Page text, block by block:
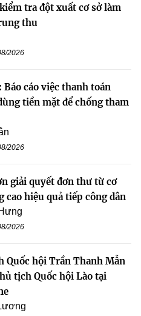
tra đột xuất cơ sở làm
thu
2026
Báo cáo việc thanh toán
tiền mặt để chống tham
2026
giải quyết đơn thư từ cơ
cao hiệu quả tiếp công dân
2026
Quốc hội Trần Thanh Mẫn
tịch Quốc hội Lào tại